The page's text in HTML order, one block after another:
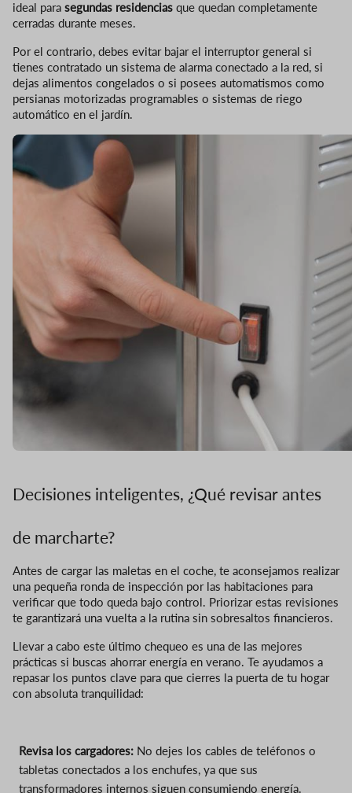
ideal para segundas residencias que quedan completamente
cerradas durante meses.
Por el contrario, debes evitar bajar el interruptor general si
tienes contratado un sistema de alarma conectado a la red, si
dejas alimentos congelados o si posees automatismos como
persianas motorizadas programables o sistemas de riego
automático en el jardín.
Decisiones inteligentes, ¿Qué revisar antes
de marcharte?
Antes de cargar las maletas en el coche, te aconsejamos realizar
una pequeña ronda de inspección por las habitaciones para
verificar que todo queda bajo control. Priorizar estas revisiones
te garantizará una vuelta a la rutina sin sobresaltos financieros.
Llevar a cabo este último chequeo es una de las mejores
prácticas si buscas ahorrar energía en verano. Te ayudamos a
repasar los puntos clave para que cierres la puerta de tu hogar
con absoluta tranquilidad:
Revisa los cargadores: No dejes los cables de teléfonos o
tabletas conectados a los enchufes, ya que sus
transformadores internos siguen consumiendo energía.